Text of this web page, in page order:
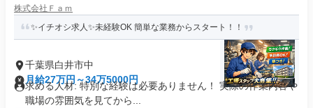
株式会社Ｆａｍ
✨イチオシ求人✨未経験OK 簡単な業務からスタート！！
千葉県白井市中
月給27万円～34万5000円
求める人材: 特別な経験は必要ありません！ 実際の作業内容や
職場の雰囲気を見てから...